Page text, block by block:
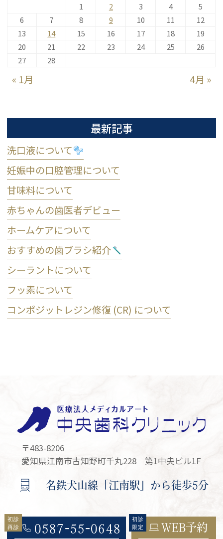
1 2 3 4
5
6
7 8 9 10 11
12
13
14 15 16 17 18
19
20
21 22 23 24 25
26
27
28
« 1月 4月 »
最新記事
洗口液について
妊娠中の口腔管理について
甘味料について
赤ちゃんの歯医者デビュー
ホームケアについて
おすすめの歯ブラシ紹介
シーラントについて
フッ素について
コンポジットレジン修復 (CR) について
〒483-8206
愛知県江南市古知野町千丸228 第1中央ビル1F
名鉄犬山線「江南駅」から徒歩5分
0587-55-0648 WEB予約